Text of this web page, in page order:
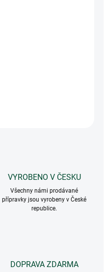
VYROBENO V ČESKU
Všechny námi prodávané
přípravky jsou vyrobeny v České
republice.
DOPRAVA ZDARMA